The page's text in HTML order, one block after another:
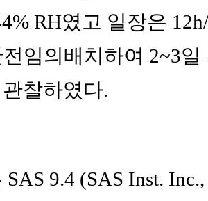
RH였고 일장은
임의배치하여 2~3
찰하였다.
9.4 (SAS Inst.